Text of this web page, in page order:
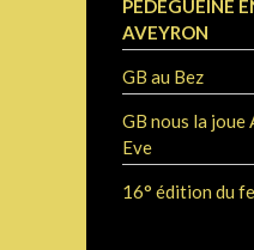
PEDEGUEINE
AVEYRON
GB au Bez
GB nous la joue
Eve
16° édition du